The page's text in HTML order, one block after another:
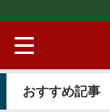
おすすめ記事